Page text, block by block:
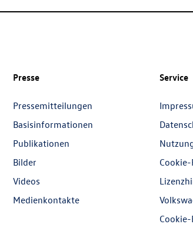
Presse
Pressemitteilungen
Basisinformationen
Publikationen
Bilder
Videos
Medienkontakte
Service